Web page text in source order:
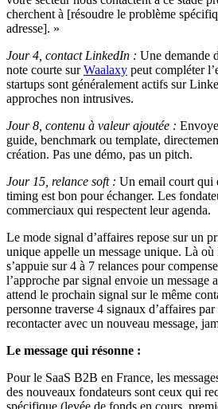
cherchent à [résoudre le problème
adresse]. »
Jour 4, contact LinkedIn : Une demande
note courte surWaalaxy peut compléter
startups sont généralement actifs sur
approches non intrusives.
Jour 8, contenu à valeur ajoutée :
guide, benchmark ou template,
création. Pas une démo, pas un pitch.
Jour 15, relance soft : Un email court qui
timing est bon pour échanger. Les
commerciaux qui respectent leur agenda.
Le mode signal d’affaires repose sur un
unique appelle un message unique. Là
s’appuie sur 4 à 7 relances pour
l’approche par signal envoie un message
attend le prochain signal sur le même
personne traverse 4 signaux d’affaires
recontacter avec un nouveau message,
Le message qui résonne :
Pour le SaaS B2B en France, les
des nouveaux fondateurs sont ceux qui
spécifique (levée de fonds en cours,